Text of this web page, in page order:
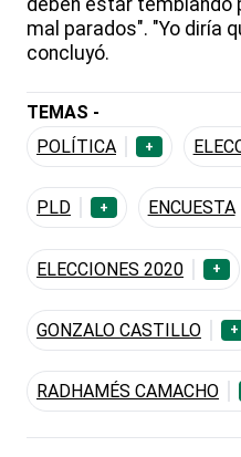
deben estar temblando
mal parados". "Yo diría
concluyó.
TEMAS -
POLÍTICA
+
PLD + ENCUESTA
ELECCIONES 2020 +
GONZALO CASTILLO +
RADHAMÉS CAMACHO